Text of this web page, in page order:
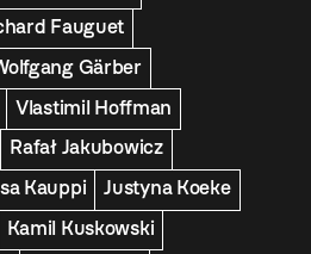
Fauguet
Gärber
Vlastimil Hoffman
Rafał Jakubowicz
Kauppi
Justyna Koeke
Kamil Kuskowski